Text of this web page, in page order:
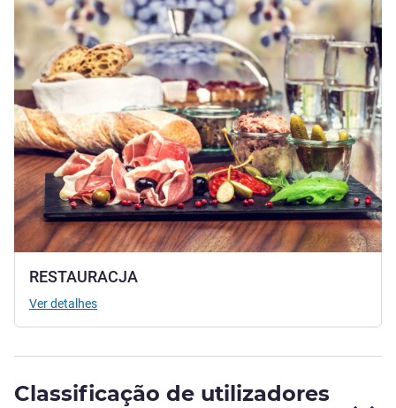
RESTAURACJA
Ver detalhes
Classificação de utilizadores